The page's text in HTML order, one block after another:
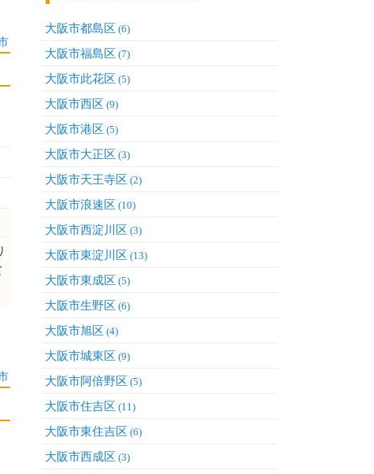
大阪市都島区 (6)
大阪市福島区 (7)
大阪市此花区 (5)
大阪市西区 (9)
大阪市港区 (5)
大阪市大正区 (3)
大阪市天王寺区 (2)
大阪市浪速区 (10)
大阪市西淀川区 (3)
大阪市東淀川区 (13)
大阪市東成区 (5)
大阪市生野区 (6)
大阪市旭区 (4)
大阪市城東区 (9)
大阪市阿倍野区 (5)
大阪市住吉区 (11)
大阪市東住吉区 (6)
大阪市西成区 (3)